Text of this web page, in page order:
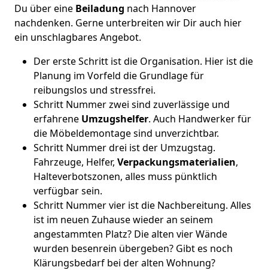
Du über eine Beiladung nach Hannover
nachdenken. Gerne unterbreiten wir Dir auch hier
ein unschlagbares Angebot.
Der erste Schritt ist die Organisation. Hier ist die
Planung im Vorfeld die Grundlage für
reibungslos und stressfrei.
Schritt Nummer zwei sind zuverlässige und
erfahrene Umzugshelfer. Auch Handwerker für
die Möbeldemontage sind unverzichtbar.
Schritt Nummer drei ist der Umzugstag.
Fahrzeuge, Helfer, Verpackungsmaterialien,
Halteverbotszonen, alles muss pünktlich
verfügbar sein.
Schritt Nummer vier ist die Nachbereitung. Alles
ist im neuen Zuhause wieder an seinem
angestammten Platz? Die alten vier Wände
wurden besenrein übergeben? Gibt es noch
Klärungsbedarf bei der alten Wohnung?